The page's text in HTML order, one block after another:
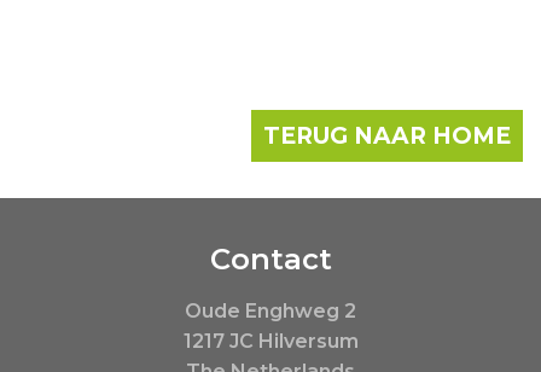
TERUG NAAR HOME
Contact
Oude Enghweg 2
1217 JC Hilversum